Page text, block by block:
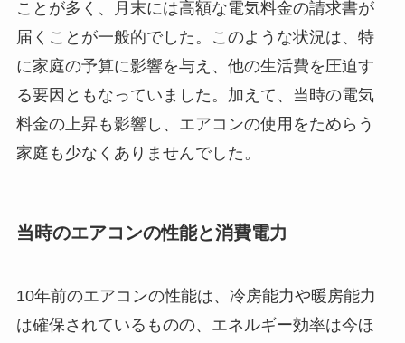
ことが多く、月末には高額な電気料金の請求書が
届くことが一般的でした。このような状況は、特
に家庭の予算に影響を与え、他の生活費を圧迫す
る要因ともなっていました。加えて、当時の電気
料金の上昇も影響し、エアコンの使用をためらう
家庭も少なくありませんでした。
当時のエアコンの性能と消費電力
10年前のエアコンの性能は、冷房能力や暖房能力
は確保されているものの、エネルギー効率は今ほ